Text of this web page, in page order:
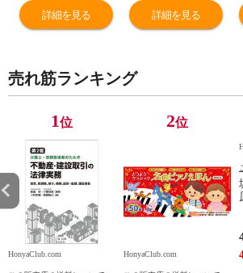
詳細を見る 詳細を見る
売れ筋ランキング
1位
HonyaClub.com
2位
HonyaClub.com